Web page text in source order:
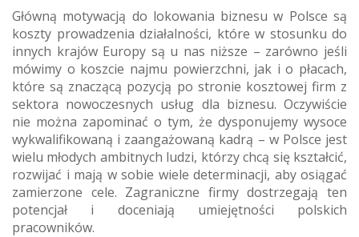
Główną motywacją do lokowania biznesu w Polsce są
koszty prowadzenia działalności, które w stosunku do
innych krajów Europy są u nas niższe – zarówno jeśli
mówimy o koszcie najmu powierzchni, jak i o płacach,
które są znaczącą pozycją po stronie kosztowej firm z
sektora nowoczesnych usług dla biznesu. Oczywiście
nie można zapominać o tym, że dysponujemy wysoce
wykwalifikowaną i zaangażowaną kadrą – w Polsce jest
wielu młodych ambitnych ludzi, którzy chcą się kształcić,
rozwijać i mają w sobie wiele determinacji, aby osiągać
zamierzone cele. Zagraniczne firmy dostrzegają ten
potencjał i doceniają umiejętności polskich
pracowników.